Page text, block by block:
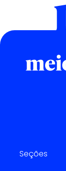
Seções